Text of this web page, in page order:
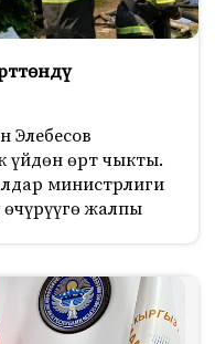
Элебесов
үйдөн өрт чыкты.
министрлиги
жалпы